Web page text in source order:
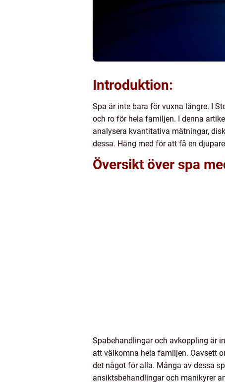
Introduktion:
Spa är inte bara för vuxna längre. I
och ro för hela familjen. I denna
analysera kvantitativa mätningar,
dessa. Häng med för att få en
Översikt över spa
Spabehandlingar och avkoppling är
att välkomna hela familjen. Oavsett
det något för alla. Många av dessa
ansiktsbehandlingar och manikyrer